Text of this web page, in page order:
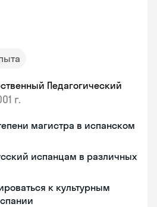
Педагогический
г.
магистра в испанском
испанцам в различных
к культурным